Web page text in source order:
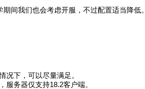
间我们也会考虑开服，不过配置适当降低。
况下，可以尽量满足。
务器仅支持18.2客户端。